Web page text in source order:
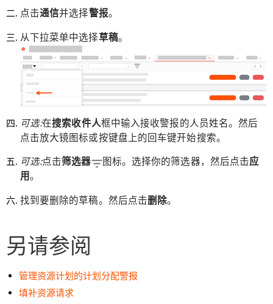
点击通信并选择警报。
从下拉菜单中选择草稿。
可选:在搜索收件人框中输入接收警报的人员姓名。然后
点击放大镜图标或按键盘上的回车键开始搜索。
可选:点击筛选器 图标。选择你的筛选器，然后点击应
用。
找到要删除的草稿。然后点击删除。
另请参阅
管理资源计划的计划分配警报
填补资源请求